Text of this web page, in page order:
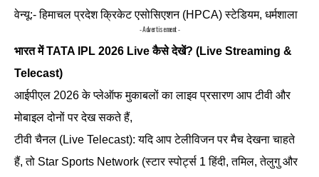
वेन्यू:- हिमाचल प्रदेश क्रिकेट एसोसिएशन (HPCA) स्टेडियम, धर्मशाला
- Advertisement -
भारत में TATA IPL 2026 Live कैसे देखें? (Live Streaming &
Telecast)
आईपीएल 2026 के प्लेऑफ मुकाबलों का लाइव प्रसारण आप टीवी और
मोबाइल दोनों पर देख सकते हैं,
टीवी चैनल (Live Telecast): यदि आप टेलीविजन पर मैच देखना चाहते
हैं, तो Star Sports Network (स्टार स्पोर्ट्स 1 हिंदी, तमिल, तेलुगु और